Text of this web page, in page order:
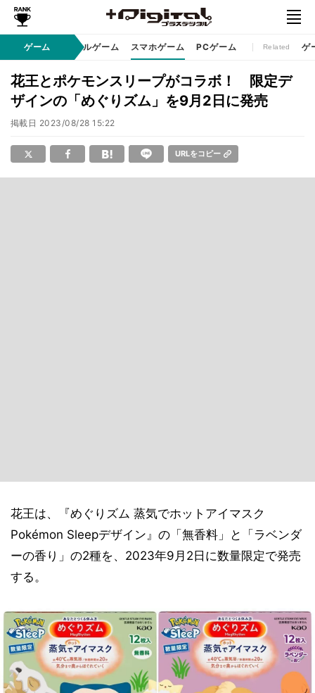
ゲーム
ポーツ コンソールゲーム スマホゲーム PCゲーム Related ゲ
花王とポケモンスリープがコラボ！ 限定デ
ザインの「めぐりズム」を9月2日に発売
掲載日 2023/08/28 15:22
URLをコピー
花王は、『めぐりズム 蒸気でホットアイマスク
Pokémon Sleepデザイン』の「無香料」と「ラベンダ
ーの香り」の2種を、2023年9月2日に数量限定で発売
する。